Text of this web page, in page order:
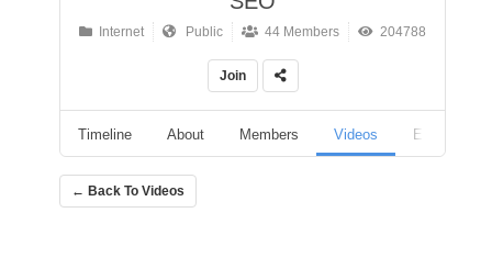
Internet Public 44 Members 204788
Join
Timeline About Members Videos Events
← Back To Videos